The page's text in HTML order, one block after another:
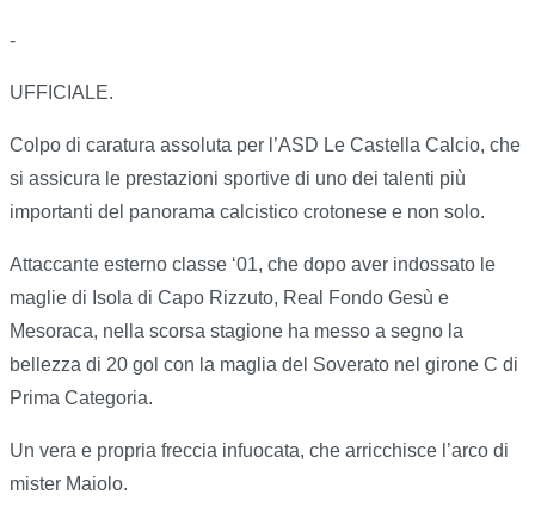
-
UFFICIALE.
Colpo di caratura assoluta per l’ASD Le Castella Calcio, che
si assicura le prestazioni sportive di uno dei talenti più
importanti del panorama calcistico crotonese e non solo.
Attaccante esterno classe ‘01, che dopo aver indossato le
maglie di Isola di Capo Rizzuto, Real Fondo Gesù e
Mesoraca, nella scorsa stagione ha messo a segno la
bellezza di 20 gol con la maglia del Soverato nel girone C di
Prima Categoria.
Un vera e propria freccia infuocata, che arricchisce l’arco di
mister Maiolo.